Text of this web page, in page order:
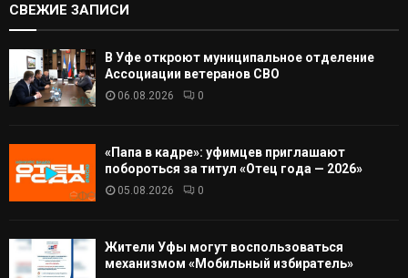
СВЕЖИЕ ЗАПИСИ
В Уфе откроют муниципальное отделение
Ассоциации ветеранов СВО
06.08.2026 0
«Папа в кадре»: уфимцев приглашают
побороться за титул «Отец года — 2026»
05.08.2026 0
Жители Уфы могут воспользоваться
механизмом «Мобильный избиратель»